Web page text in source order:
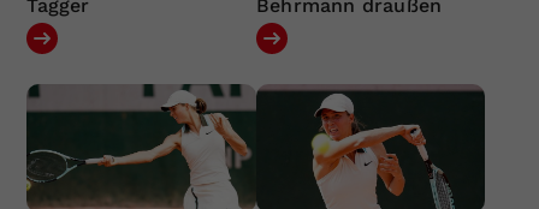
Tagger
Behrmann draußen